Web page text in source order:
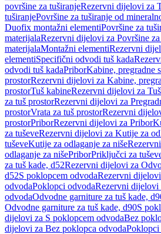
površine za tuširanjeRezervni dijelovi za
tuširanjePovršine za tuširanje od
Duofix montažni elementiPovršine za
materijalaRezervni dijelovi za Površine
materijalaMontažni elementiRezervni
elementiSpecifični odvodi tuš kada
odvodi tuš kadaPriborKabine, pregradne
prostorRezervni dijelovi za Kabine,
prostorTuš kabineRezervni dijelovi za
za tuš prostorRezervni dijelovi za
prostorVrata za tuš prostorRezervni
prostorPriborRezervni dijelovi za Pribor
za tuševeRezervni dijelovi za Kutije za
tuševeKutije za odlaganje za niše
odlaganje za nišePriborPriključci za
za tuš kade, d52Rezervni dijelovi za
d52S poklopcem odvodaRezervni
odvodaPoklopci odvodaRezervni dijelovi
odvodaOdvodne garniture za tuš kade,
Odvodne garniture za tuš kade, d90S
dijelovi za S poklopcem odvodaBez
dijelovi za Bez poklopca odvodaPoklopci